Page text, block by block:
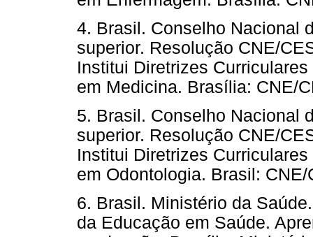
4. Brasil. Conselho Nacional
superior. Resolução CNE/
Institui Diretrizes
em Medicina. Brasília: CNE/
5. Brasil. Conselho Nacional
superior. Resolução CNE/
Institui Diretrizes
em Odontologia. Brasil: CNE/
6. Brasil. Ministério da
da Educação em Saúde.